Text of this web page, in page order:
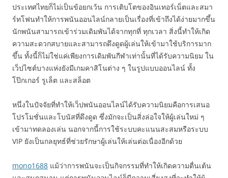
ประเทศไทยก็ไม่เป็นข้อยกเว้น การเติบโตของอินเทอร์เน็ตและสมา
ร์ทโฟนทำให้การพนันออนไลน์กลายเป็นเรื่องที่เข้าถึงได้ง่ายมากขึ้น
นักพนันสามารถเข้าร่วมเดิมพันได้จากทุกที่ ทุกเวลา สิ่งนี้ทำให้เกิด
ความสะดวกสบายและสามารถดึงดูดผู้เล่นให้เข้ามาใช้บริการมาก
ขึ้น ทั้งนี้ก็ไม่ใช่แค่เพียงการเดิมพันกีฬาเท่านั้นที่ได้รับความนิยม ใน
เว็ปไซต์บางแห่งยังมีเกมคาสิโนต่าง ๆ ในรูปแบบออนไลน์ ทั้ง
โป๊กเกอร์ รูเล็ต และสล็อต
หนึ่งในปัจจัยที่ทำให้เว็ปพนันออนไลน์ได้รับความนิยมคือการเสนอ
โปรโมชั่นและโบนัสที่ดึงดูด ซึ่งมักจะเป็นสิ่งล่อใจให้ผู้เล่นใหม่ ๆ
เข้ามาทดลองเล่น นอกจากนี้การใช้ระบบคะแนนสะสมหรือระบบ
VIP ยังเป็นกลยุทธ์ที่ช่วยรักษาผู้เล่นให้เล่นต่อเนื่องอีกด้วย
mono1688 แม้ว่าการพนันจะเป็นกิจกรรมที่ทำให้เกิดความตื่นเต้น